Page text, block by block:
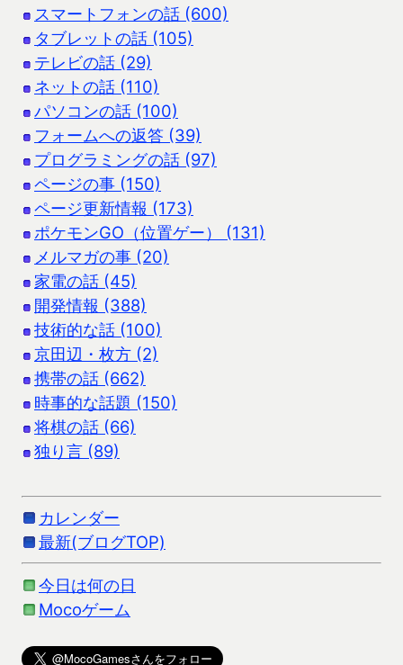
スマートフォンの話 (600)
タブレットの話 (105)
テレビの話 (29)
ネットの話 (110)
パソコンの話 (100)
フォームへの返答 (39)
プログラミングの話 (97)
ページの事 (150)
ページ更新情報 (173)
ポケモンGO（位置ゲー） (131)
メルマガの事 (20)
家電の話 (45)
開発情報 (388)
技術的な話 (100)
京田辺・枚方 (2)
携帯の話 (662)
時事的な話題 (150)
将棋の話 (66)
独り言 (89)
カレンダー
最新(ブログTOP)
今日は何の日
Mocoゲーム